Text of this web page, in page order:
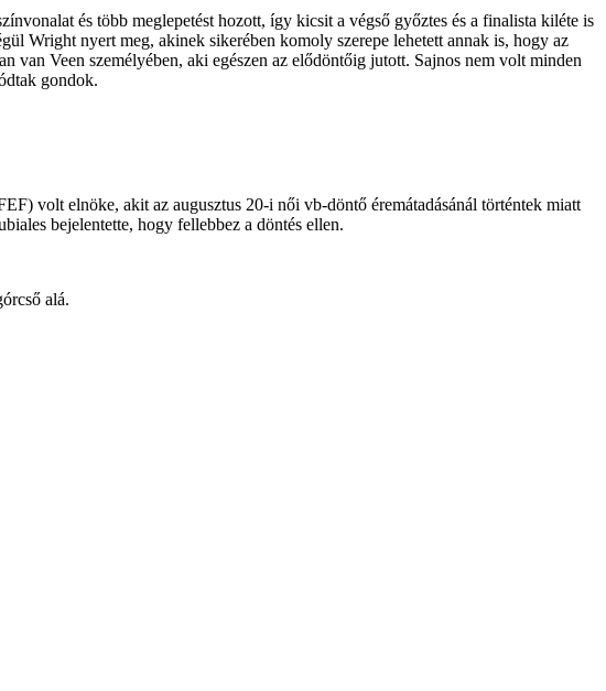
és több meglepetést hozott, így kicsit a végső győztes és a finalista kiléte is
Wright nyert meg, akinek sikerében komoly szerepe lehetett annak is, hogy az
van Veen személyében, aki egészen az elődöntőig jutott. Sajnos nem volt minden
gondok.
volt elnöke, akit az augusztus 20-i női vb-döntő éremátadásánál történtek miatt
bejelentette, hogy fellebbez a döntés ellen.
alá.